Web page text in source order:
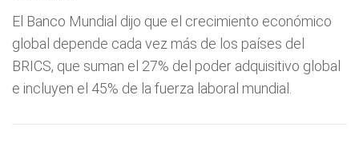
El Banco Mundial dijo que el crecimiento económico
global depende cada vez más de los países del
BRICS, que suman el 27% del poder adquisitivo global
e incluyen el 45% de la fuerza laboral mundial.